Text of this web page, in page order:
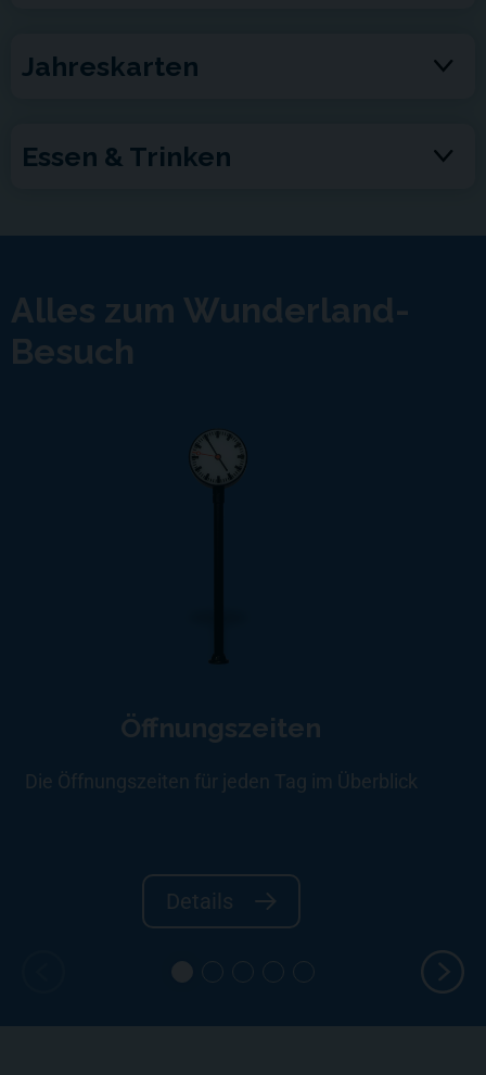
Jahreskarten
Essen & Trinken
Alles zum Wunderland-
Besuch
Öffnungszeiten
Die Öffnungszeiten für jeden Tag im Überblick
Details